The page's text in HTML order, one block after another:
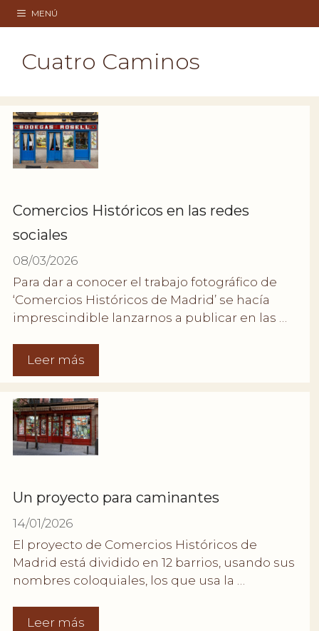
Saltar
al
MENÚ
Cuatro Caminos
Comercios Históricos en las redes
sociales
08/03/2026
Para dar a conocer el trabajo fotográfico de
‘Comercios Históricos de Madrid’ se hacía
imprescindible lanzarnos a publicar en las …
Leer más
Un proyecto para caminantes
14/01/2026
El proyecto de Comercios Históricos de
Madrid está dividido en 12 barrios, usando sus
nombres coloquiales, los que usa la …
Leer más